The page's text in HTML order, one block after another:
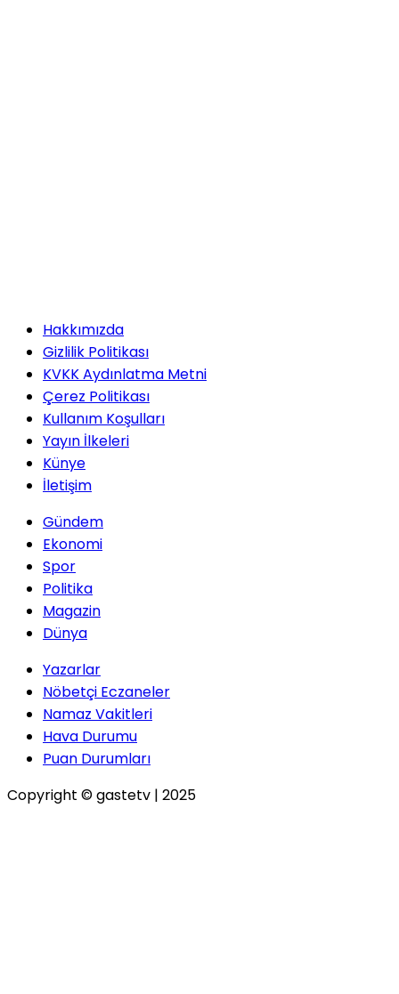
Hakkımızda
Gizlilik Politikası
KVKK Aydınlatma Metni
Çerez Politikası
Kullanım Koşulları
Yayın İlkeleri
Künye
İletişim
Gündem
Ekonomi
Spor
Politika
Magazin
Dünya
Yazarlar
Nöbetçi Eczaneler
Namaz Vakitleri
Hava Durumu
Puan Durumları
Copyright © gastetv | 2025